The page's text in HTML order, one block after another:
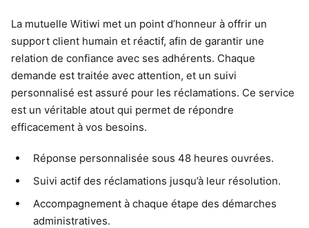
La mutuelle Witiwi met un point d’honneur à offrir un
support client humain et réactif, afin de garantir une
relation de confiance avec ses adhérents. Chaque
demande est traitée avec attention, et un suivi
personnalisé est assuré pour les réclamations. Ce service
est un véritable atout qui permet de répondre
efficacement à vos besoins.
Réponse personnalisée sous 48 heures ouvrées.
Suivi actif des réclamations jusqu’à leur résolution.
Accompagnement à chaque étape des démarches
administratives.